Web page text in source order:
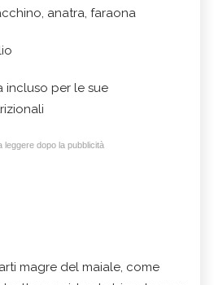
anatra, faraona
incluso per le sue
leggere dopo la pubblicità
magre del maiale, come